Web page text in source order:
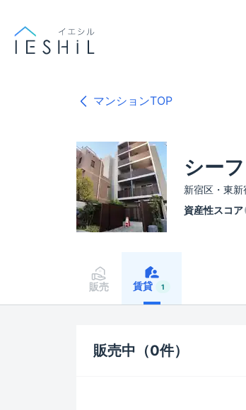
マンションTOP
シー
新宿区・東
資産性スコア
販売 賃貸 1
販売中（0件）